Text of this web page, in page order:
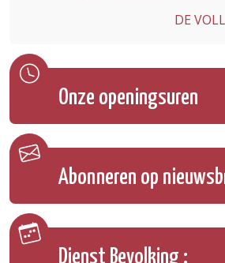
DE
Onze openingsuren
Abonneren op
Dienst Bevolking :